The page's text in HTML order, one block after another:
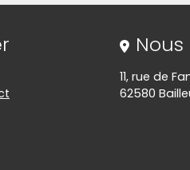
de contact
11, rue de
62580